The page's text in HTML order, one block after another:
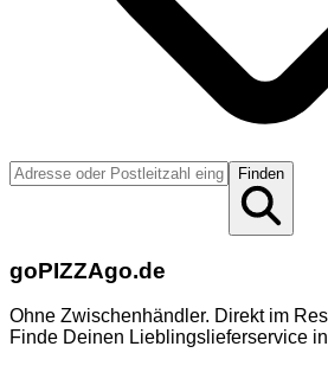
Finden
goPIZZAgo.de
Ohne Zwischenhändler. Direkt im
Finde Deinen Lieblingslieferservice